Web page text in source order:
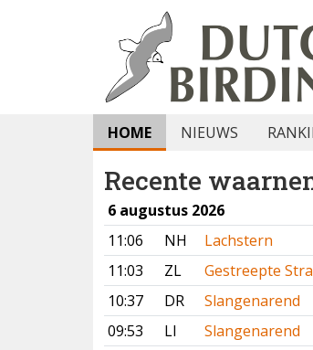
HOME NIEUWS
Recente
6 augustus 2026
11:06
NH
Lachstern
11:03
ZL
Gestreepte
10:37
DR
Slangenarend
09:53
LI
Slangenarend